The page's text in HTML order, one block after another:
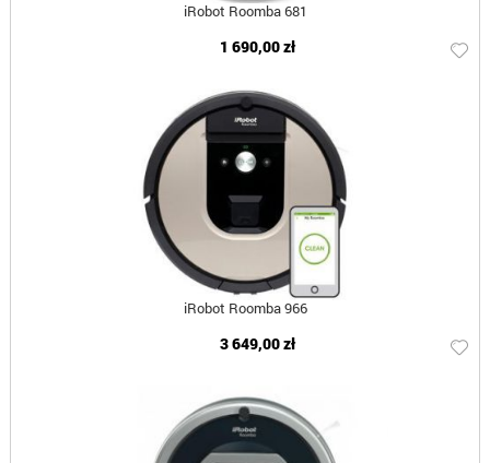
iRobot Roomba 681
1 690,00 zł
iRobot Roomba 966
3 649,00 zł